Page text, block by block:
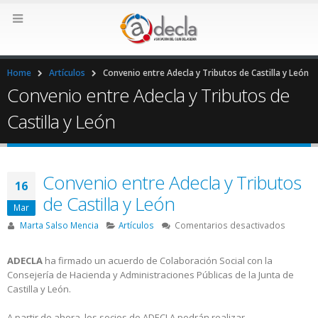
Home Artículos Convenio entre Adecla y Tributos de Castilla y León
Convenio entre Adecla y Tributos de
Castilla y León
16
Mar
Convenio entre Adecla y Tributos
de Castilla y León
Marta Salso Mencia Artículos Comentarios desactivados
y
ADECLA ha firmado un acuerdo de Colaboración Social con la
Consejería de Hacienda y Administraciones Públicas de la Junta de
Castilla y León.